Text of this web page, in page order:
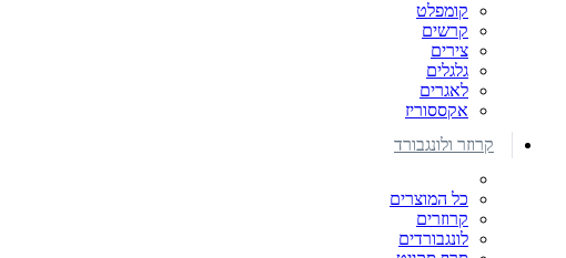
קומפלט
קרשים
צירים
גלגלים
לאגרים
אקססוריז
קרוזר ולונגבורד
כל המוצרים
קרוזרים
לונגבורדים